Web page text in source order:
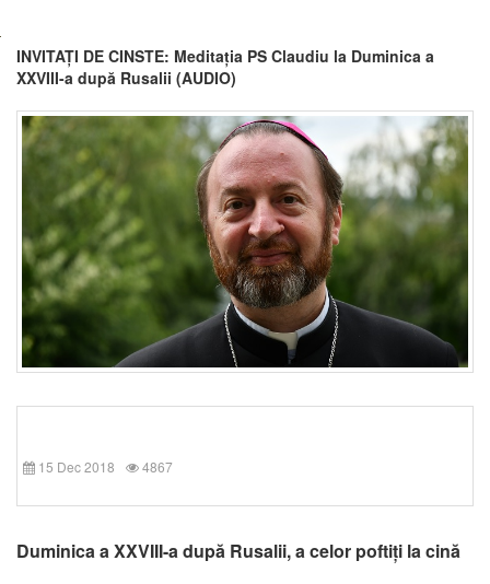
INVITAȚI DE CINSTE: Meditația PS Claudiu la Duminica a
XXVIII-a după Rusalii (AUDIO)
15 Dec 2018 4867
Duminica a XXVIII-a după Rusalii, a celor poftiți la cină